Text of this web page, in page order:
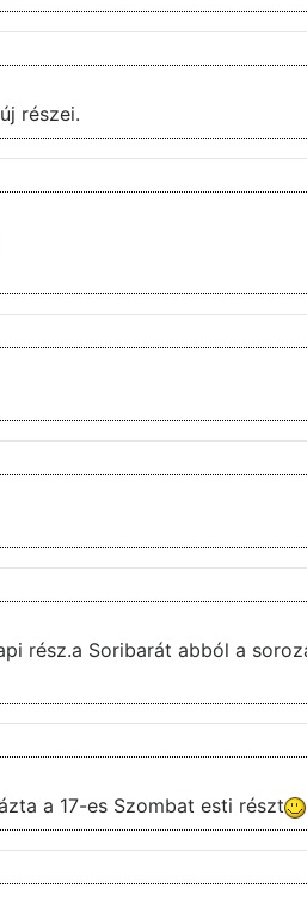
részei.
rész.a Soribarát abból a
a 17-es Szombat esti részt